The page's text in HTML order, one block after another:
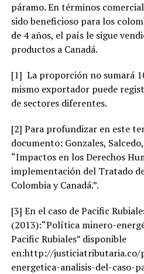
páramo. En términos
sido beneficioso para los
de 4 años, el país le sigue
productos a Canadá.
[1] La proporción no sumará
mismo exportador puede
de sectores diferentes.
[2] Para profundizar en este
documento: Gonzales,
“Impactos en los Derechos
implementación del Tratado
Colombia y Canadá.”.
[3] En el caso de Pacific
(2013):“Política minero-
Pacific Rubiales” disponible
en:http://justiciatributaria.co/
energetica-analisis-del-caso-